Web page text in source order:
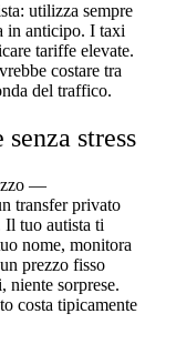
utilizza sempre
in anticipo. I taxi
tariffe elevate.
costare tra
del traffico.
stress
—
transfer privato
Il tuo autista ti
nome, monitora
prezzo fisso
niente sorprese.
costa tipicamente